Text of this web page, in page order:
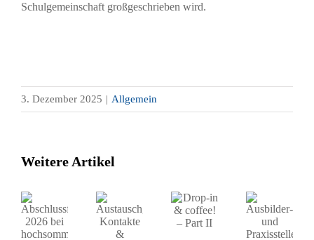
Schulgemeinschaft großgeschrieben wird.
3. Dezember 2025 | Allgemein
Weitere Artikel